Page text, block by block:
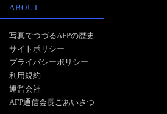
ABOUT
写真でつづるAFPの歴史
サイトポリシー
プライバシーポリシー
利用規約
運営会社
AFP通信会長ごあいさつ